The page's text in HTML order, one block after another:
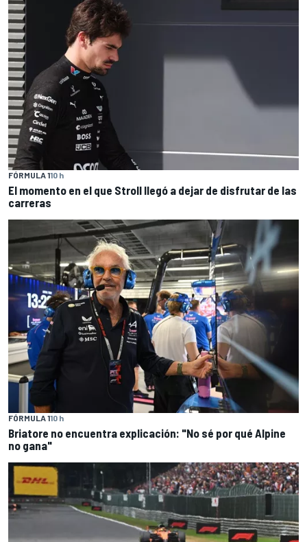
FÓRMULA 110 h
El momento en el que Stroll llegó a dejar de disfrutar de las
carreras
FÓRMULA 110 h
Briatore no encuentra explicación: "No sé por qué Alpine
no gana"